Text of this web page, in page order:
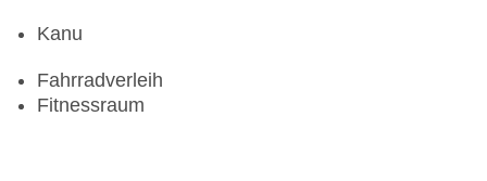
Kanu
Fahrradverleih
Fitnessraum